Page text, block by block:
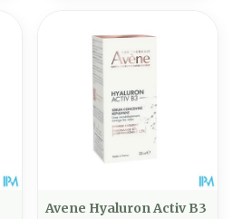
Avene Hyaluron Activ B3